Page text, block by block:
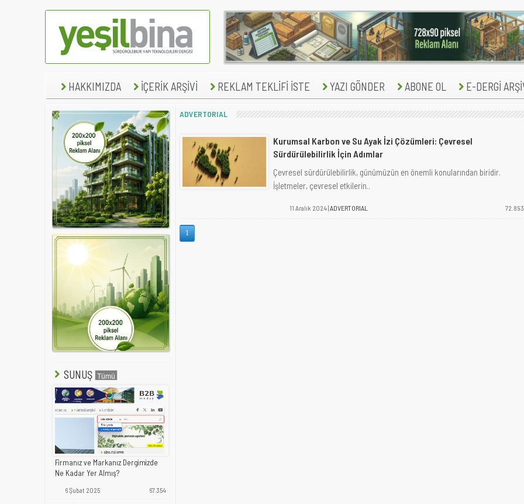
HAKKIMIZDA İÇERİK ARŞİVİ REKLAM TEKLİFİ İSTE YAZI GÖNDER ABONE OL E-DERGİ
SUNUŞ
Firmanız ve Markanız Dergimizde
Ne Kadar Yer Almış?
6 Şubat 2025 67.354
ADVERTORIAL
Kurumsal Karbon ve Su Ayak İzi Çözümleri: Çevresel
Sürdürülebilirlik İçin Adımlar
Çevresel sürdürülebilirlik, günümüzün en önemli konularından biridir.
İşletmeler, çevresel etkilerin..
11 Aralık 2024 |ADVERTORIAL 72.893
1